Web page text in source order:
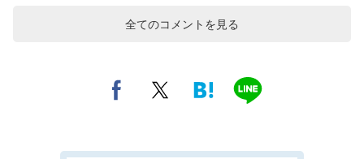
全てのコメントを見る